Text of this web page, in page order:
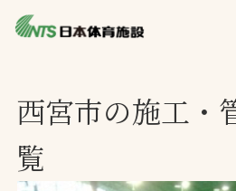
ニュース
プレスリリース
西宮市の施工・
覧